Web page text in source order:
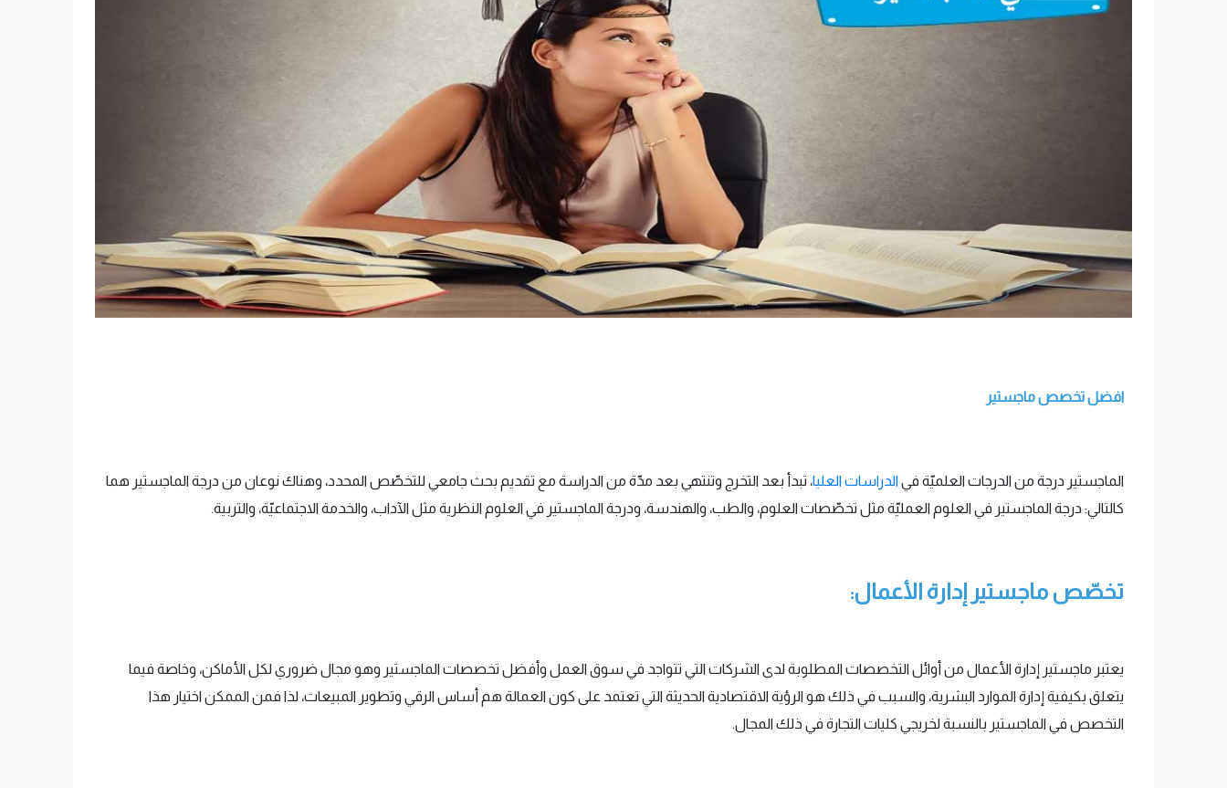
افضل تخصص ماجستير
الماجستير درجة من الدرجات العلميّة فيالدراسات العليا، تبدأ بعد التخرج وتنتهي بعد مدّة من الدراسة مع تقديم بحث جامعي للتخصّص المحدد، وهناك نوعان من درجة الماجستير هما
كالتالي: درجة الماجستير في العلوم العمليّة مثل تخصّصات العلوم، والطب، والهندسة، ودرجة الماجستير في العلوم النظرية مثل الآداب، والخدمة الاجتماعيّة، والتربية.
تخصّص ماجستير إدارة الأعمال:
يعتبر ماجستير إدارة الأعمال من أوائل التخصصات المطلوبة لدى الشركات التي تتواجد في سوق العمل وأفضل تخصصات الماجستير وهو مجال ضروري لكل الأماكن، وخاصة فيما
يتعلق بكيفية إدارة الموارد البشرية، والسبب في ذلك هو الرؤية الاقتصادية الحديثة التي تعتمد على كون العمالة هم أساس الرقي وتطوير المبيعات، لذا فمن الممكن اختيار هذا
التخصص في الماجستير بالنسبة لخريجي كليات التجارة في ذلك المجال.